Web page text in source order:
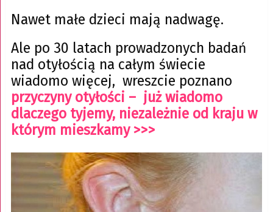
Nawet małe dzieci mają nadwagę.
Ale po 30 latach prowadzonych badań
nad otyłością na całym świecie
wiadomo więcej, wreszcie poznano
przyczyny otyłości – już wiadomo
dlaczego tyjemy, niezależnie od kraju w
którym mieszkamy >>>